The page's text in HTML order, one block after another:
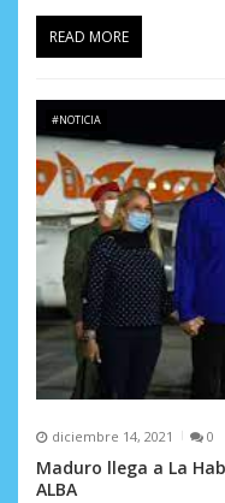
READ MORE
#NOTICIA
diciembre 14, 2021 0
Maduro llega a La
ALBA